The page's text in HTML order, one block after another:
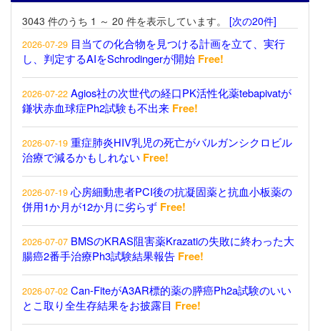
3043 件のうち 1 ～ 20 件を表示しています。 [次の20件]
2026-07-29 目当ての化合物を見つける計画を立て、実行
し、判定するAIをSchrodingerが開始 Free!
2026-07-22 Agios社の次世代の経口PK活性化薬tebapivatが
鎌状赤血球症Ph2試験も不出来 Free!
2026-07-19 重症肺炎HIV乳児の死亡がバルガンシクロビル
治療で減るかもしれない Free!
2026-07-19 心房細動患者PCI後の抗凝固薬と抗血小板薬の
併用1か月が12か月に劣らず Free!
2026-07-07 BMSのKRAS阻害薬Krazatiの失敗に終わった大
腸癌2番手治療Ph3試験結果報告 Free!
2026-07-02 Can-FiteがA3AR標的薬の膵癌Ph2a試験のいい
とこ取り全生存結果をお披露目 Free!